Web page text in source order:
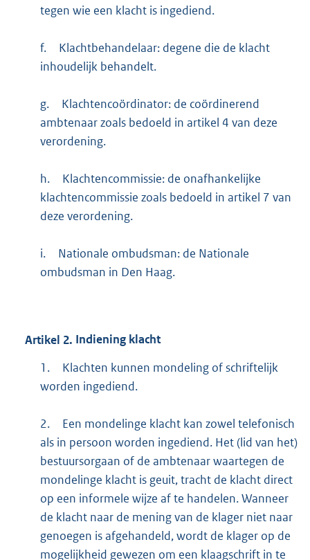
tegen wie een klacht is ingediend.
f.
Klachtbehandelaar: degene die de klacht
inhoudelijk behandelt.
g.
Klachtencoördinator: de coördinerend
ambtenaar zoals bedoeld in artikel 4 van deze
verordening.
h.
Klachtencommissie: de onafhankelijke
klachtencommissie zoals bedoeld in artikel 7 van
deze verordening.
i.
Nationale ombudsman: de Nationale
ombudsman in Den Haag.
Artikel 2. Indiening klacht
1.
Klachten kunnen mondeling of schriftelijk
worden ingediend.
2.
Een mondelinge klacht kan zowel telefonisch
als in persoon worden ingediend. Het (lid van het)
bestuursorgaan of de ambtenaar waartegen de
mondelinge klacht is geuit, tracht de klacht direct
op een informele wijze af te handelen. Wanneer
de klacht naar de mening van de klager niet naar
genoegen is afgehandeld, wordt de klager op de
mogelijkheid gewezen om een klaagschrift in te